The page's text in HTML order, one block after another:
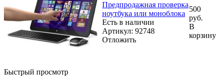
Быстрый просмотр
Предпродажная проверка
ноутбука или моноблока
Есть в наличии
Артикул: 92748
Отложить
500
руб.
В
корзину